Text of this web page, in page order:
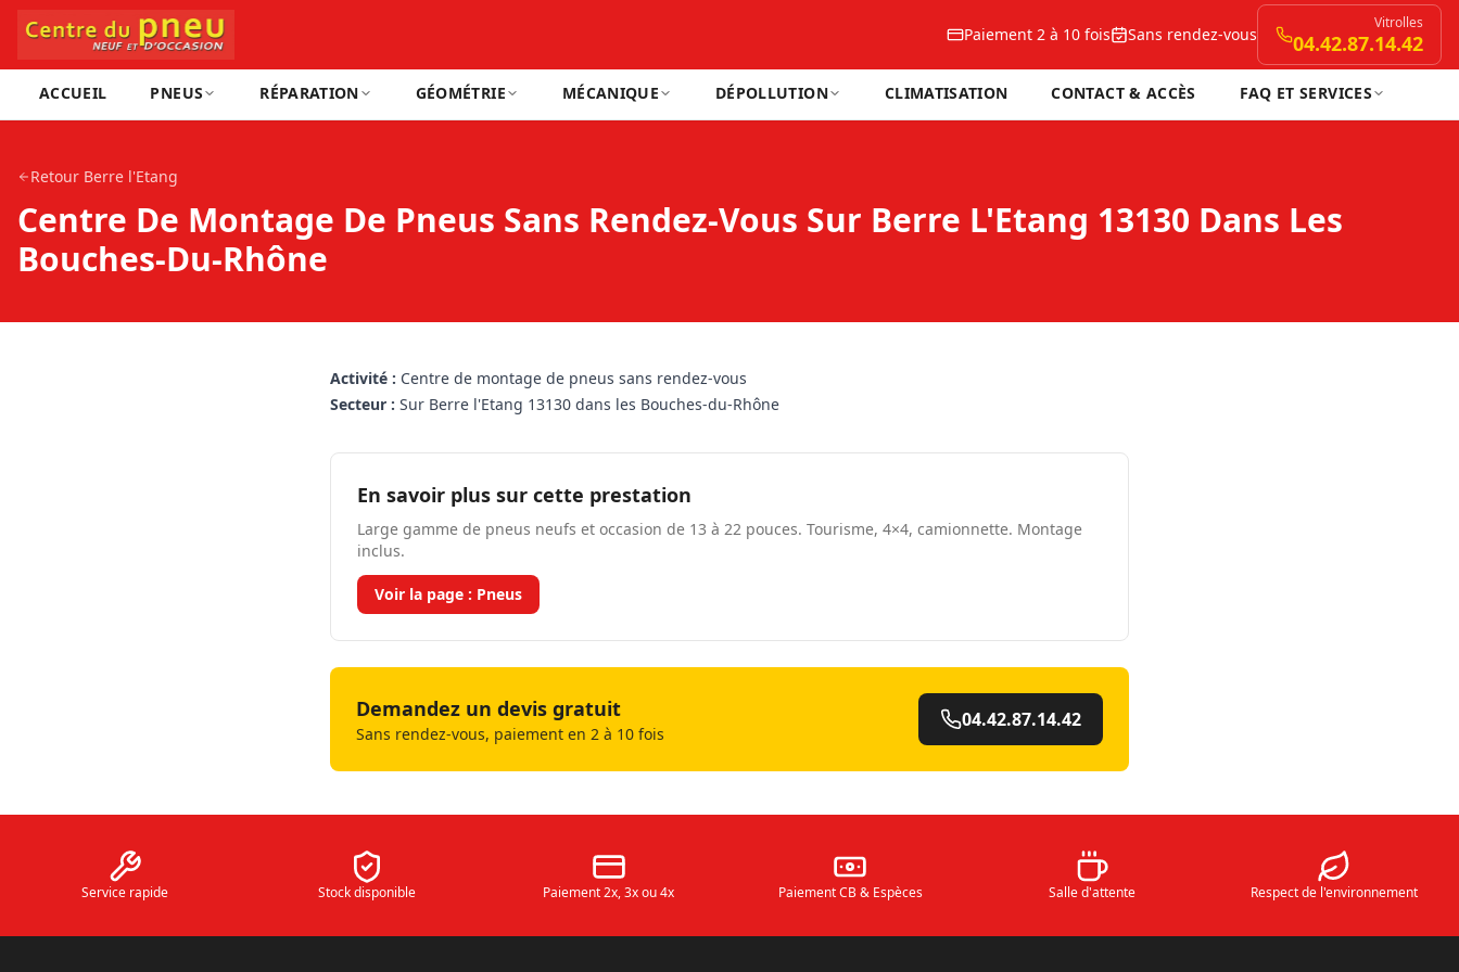
Paiement 2 à 10 fois Sans rendez-vous
Vitrolles
04.42.87.14.42
ACCUEIL PNEUS RÉPARATION GÉOMÉTRIE MÉCANIQUE DÉPOLLUTION CLIMATISATION CONTACT & ACCÈS FAQ ET SERVICES
Retour Berre l'Etang
Centre De Montage De Pneus Sans Rendez-Vous Sur Berre L'Etang 13130 Dans Les
Bouches-Du-Rhône
Activité : Centre de montage de pneus sans rendez-vous
Secteur : Sur Berre l'Etang 13130 dans les Bouches-du-Rhône
En savoir plus sur cette prestation
Large gamme de pneus neufs et occasion de 13 à 22 pouces. Tourisme, 4×4, camionnette. Montage
inclus.
Voir la page : Pneus
Demandez un devis gratuit
Sans rendez-vous, paiement en 2 à 10 fois
04.42.87.14.42
Service rapide Stock disponible Paiement 2x, 3x ou 4x Paiement CB & Espèces Salle d'attente Respect de l'environnement